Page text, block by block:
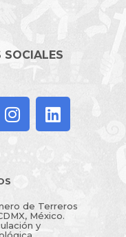
SOCIALES
de Terreros
México.
y